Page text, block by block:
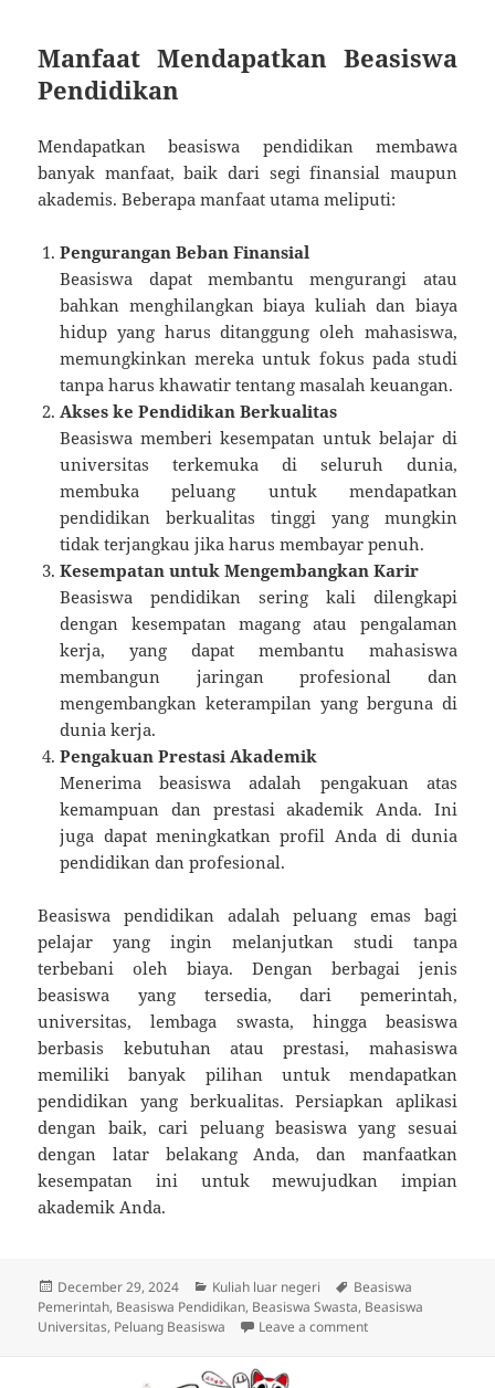
Manfaat Mendapatkan Beasiswa
Pendidikan
Mendapatkan beasiswa pendidikan membawa
banyak manfaat, baik dari segi finansial maupun
akademis. Beberapa manfaat utama meliputi:
Pengurangan Beban Finansial
Beasiswa dapat membantu mengurangi atau
bahkan menghilangkan biaya kuliah dan biaya
hidup yang harus ditanggung oleh mahasiswa,
memungkinkan mereka untuk fokus pada studi
tanpa harus khawatir tentang masalah keuangan.
Akses ke Pendidikan Berkualitas
Beasiswa memberi kesempatan untuk belajar di
universitas terkemuka di seluruh dunia,
membuka peluang untuk mendapatkan
pendidikan berkualitas tinggi yang mungkin
tidak terjangkau jika harus membayar penuh.
Kesempatan untuk Mengembangkan Karir
Beasiswa pendidikan sering kali dilengkapi
dengan kesempatan magang atau pengalaman
kerja, yang dapat membantu mahasiswa
membangun jaringan profesional dan
mengembangkan keterampilan yang berguna di
dunia kerja.
Pengakuan Prestasi Akademik
Menerima beasiswa adalah pengakuan atas
kemampuan dan prestasi akademik Anda. Ini
juga dapat meningkatkan profil Anda di dunia
pendidikan dan profesional.
Beasiswa pendidikan adalah peluang emas bagi
pelajar yang ingin melanjutkan studi tanpa
terbebani oleh biaya. Dengan berbagai jenis
beasiswa yang tersedia, dari pemerintah,
universitas, lembaga swasta, hingga beasiswa
berbasis kebutuhan atau prestasi, mahasiswa
memiliki banyak pilihan untuk mendapatkan
pendidikan yang berkualitas. Persiapkan aplikasi
dengan baik, cari peluang beasiswa yang sesuai
dengan latar belakang Anda, dan manfaatkan
kesempatan ini untuk mewujudkan impian
akademik Anda.
Posted
on
December 29, 2024 Categories
Kuliah luar negeri Tags
Beasiswa
Pemerintah, Beasiswa Pendidikan, Beasiswa Swasta, Beasiswa
Universitas, Peluang Beasiswa Leave a commenton Beasiswa